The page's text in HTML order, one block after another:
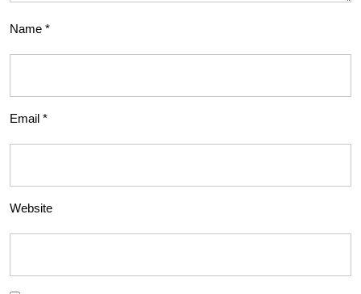
Name *
Email *
Website